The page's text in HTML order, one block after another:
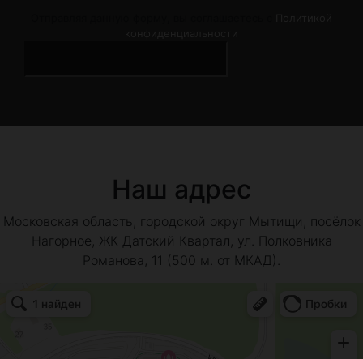
Наш адрес
Московская область, городской округ Мытищи, посёлок
Нагорное, ЖК Датский Квартал, ул. Полковника
Романова, 11 (500 м. от МКАД).